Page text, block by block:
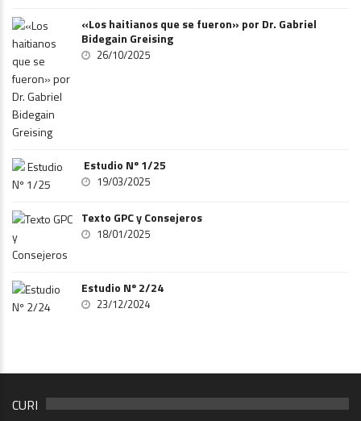
«Los haitianos que se fueron» por Dr. Gabriel
Bidegain Greising
26/10/2025
Estudio Nº 1/25
19/03/2025
Texto GPC y Consejeros
18/01/2025
Estudio Nº 2/24
23/12/2024
CURI